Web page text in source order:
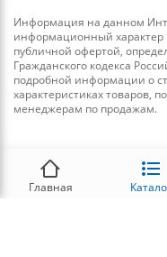
Главная
Информация на данном
информационный характер
публичной офертой,
Гражданского кодекса
подробной информации о
характеристиках товаров,
менеджерам по продажам.